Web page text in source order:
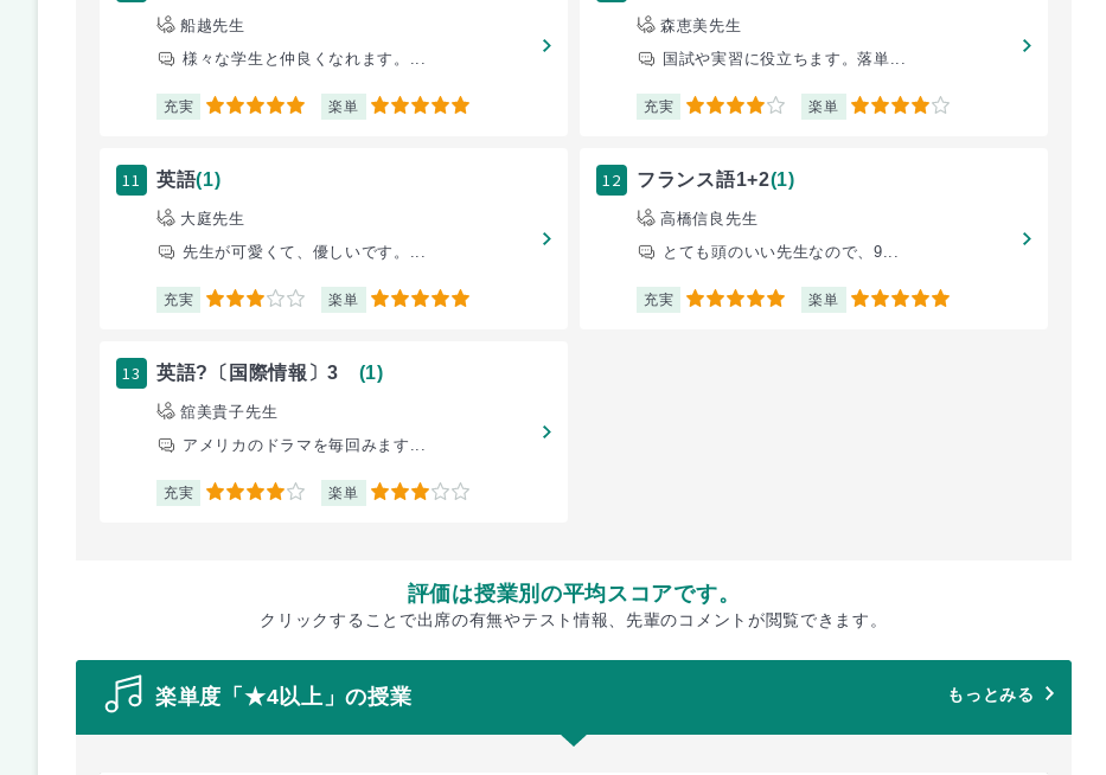
船越先生
様々な学生と仲良くなれます。...
充実 5 楽単 5
森恵美先生
国試や実習に役立ちます。落単...
充実 4 楽単 4
11 英語(1)
大庭先生
先生が可愛くて、優しいです。...
充実 3 楽単 5
12 フランス語1+2(1)
高橋信良先生
とても頭のいい先生なので、9...
充実 5 楽単 5
13 英語?〔国際情報〕3 (1)
舘美貴子先生
アメリカのドラマを毎回みます...
充実 4 楽単 3
評価は授業別の平均スコアです。
クリックすることで出席の有無やテスト情報、先輩のコメントが閲覧できます。
楽単度「★4以上」の授業 もっとみる